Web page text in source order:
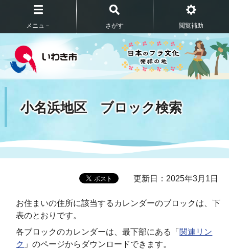
メニュ－ さがす 閲覧補助
小名浜地区 ブロック検索
更新日：2025年3月1日
お住まいの住所に該当するカレンダーのブロックは、下
表のとおりです。
各ブロックのカレンダーは、最下部にある「 関連リン
ク 」のページからダウンロードできます。